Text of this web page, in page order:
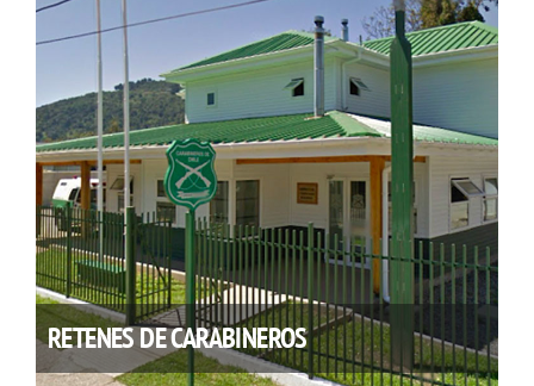
RETENES DE CARABINEROS